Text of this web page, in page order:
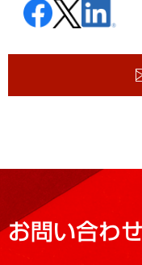
お問い合わ